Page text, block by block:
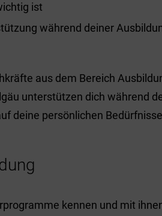
ist
während deiner
aus dem Bereich
unterstützen dich während
deine persönlichen
kennen und mit